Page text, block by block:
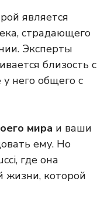
является
страдающего
Эксперты
близость с
него общего с
мира и ваши
ему. Но
где она
жизни, которой